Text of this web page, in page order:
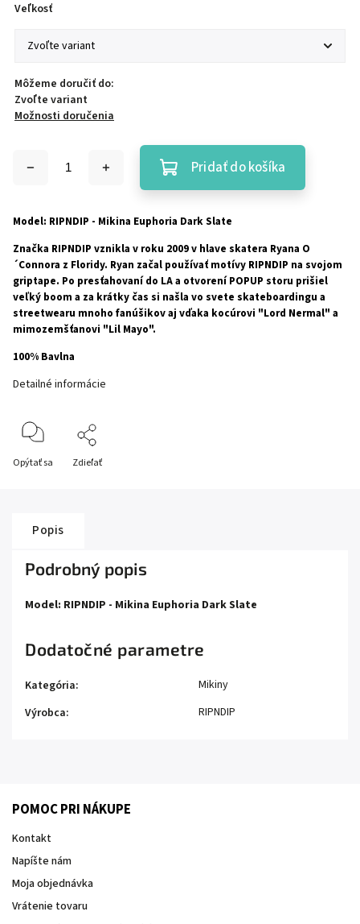
Veľkosť
Môžeme doručiť do:
Zvoľte variant
Možnosti doručenia
Pridať do košíka
Model: RIPNDIP - Mikina Euphoria Dark Slate
Značka RIPNDIP vznikla v roku 2009 v hlave skatera Ryana O
´Connora z Floridy. Ryan začal používať motívy RIPNDIP na svojom
griptape. Po presťahovaní do LA a otvorení POPUP storu prišiel
veľký boom a za krátky čas si našla vo svete skateboardingu a
streetwearu mnoho fanúšikov aj vďaka kocúrovi "Lord Nermal" a
mimozemšťanovi "Lil Mayo".
100% Bavlna
Detailné informácie
Opýtať sa Zdieľať
Popis
Podrobný popis
Model: RIPNDIP - Mikina Euphoria Dark Slate
Dodatočné parametre
Kategória:
Mikiny
Výrobca: RIPNDIP
POMOC PRI NÁKUPE
Kontakt
Napíšte nám
Moja objednávka
Vrátenie tovaru